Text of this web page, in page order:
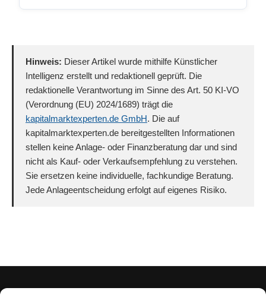
Hinweis: Dieser Artikel wurde mithilfe Künstlicher
Intelligenz erstellt und redaktionell geprüft. Die
redaktionelle Verantwortung im Sinne des Art. 50 KI-VO
(Verordnung (EU) 2024/1689) trägt die
kapitalmarktexperten.de GmbH. Die auf
kapitalmarktexperten.de bereitgestellten Informationen
stellen keine Anlage- oder Finanzberatung dar und sind
nicht als Kauf- oder Verkaufsempfehlung zu verstehen.
Sie ersetzen keine individuelle, fachkundige Beratung.
Jede Anlageentscheidung erfolgt auf eigenes Risiko.